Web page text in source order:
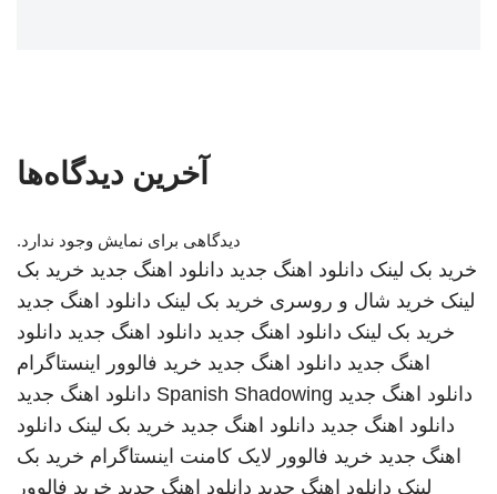
آخرین دیدگاه‌ها
دیدگاهی برای نمایش وجود ندارد.
خرید بک لینک دانلود اهنگ جدید دانلود اهنگ جدید خرید بک
لینک خرید شال و روسری خرید بک لینک دانلود اهنگ جدید
خرید بک لینک دانلود اهنگ جدید دانلود اهنگ جدید دانلود
اهنگ جدید دانلود اهنگ جدید خرید فالوور اینستاگرام
دانلود اهنگ جدید Spanish Shadowing دانلود اهنگ جدید
دانلود اهنگ جدید دانلود اهنگ جدید خرید بک لینک دانلود
اهنگ جدید خرید فالوور لایک کامنت اینستاگرام خرید بک
لینک دانلود اهنگ جدید دانلود اهنگ جدید خرید فالوور